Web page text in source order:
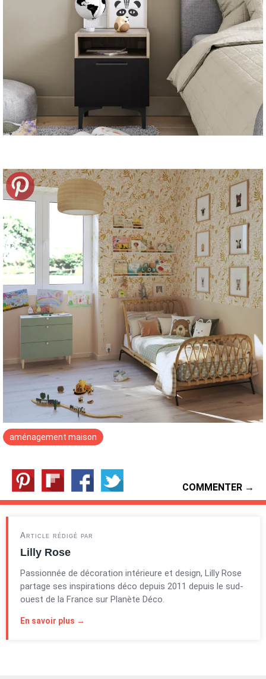
aménagement maison
COMMENTER →
Article rédigé par
Lilly Rose
Passionnée de décoration intérieure et design, Lilly Rose
partage ses inspirations déco depuis 2011 depuis le sud-
ouest de la France sur Planète Déco.
En savoir plus →